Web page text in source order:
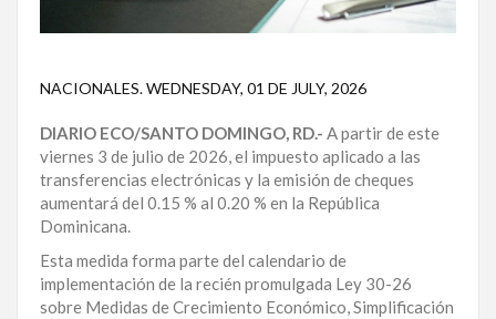
DE
DISTRITO
NACIONAL
SANTO
SANTIAGO
NACIONALES.WEDNESDAY, 01 DE JULY, 2026
DIARIO ECO/SANTO DOMINGO, RD.- A partir de este
viernes 3 de julio de 2026, el impuesto aplicado a las
transferencias electrónicas y la emisión de cheques
aumentará del 0.15 % al 0.20 % en la República
Dominicana.
Esta medida forma parte del calendario de
implementación de la recién promulgada Ley 30-26
sobre Medidas de Crecimiento Económico, Simplificación